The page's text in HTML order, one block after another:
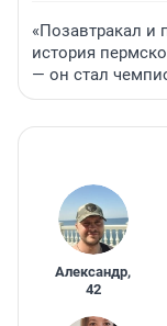
«Позавтракал и
история
— он стал
Александр,
42